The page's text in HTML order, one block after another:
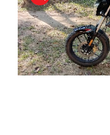
product view